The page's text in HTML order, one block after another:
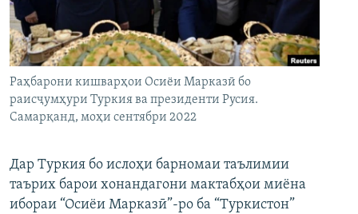
ГУЗОРИШҲОИ РАДИОӢ
Русский
Ҳамаи сомонаҳои RFE/RL
Раҳбарони кишварҳои Осиёи Марказӣ бо
раисҷумҳури Туркия ва президенти Русия.
Самарқанд, моҳи сентябри 2022
Дар Туркия бо ислоҳи барномаи таълимии
таърих барои хонандагони мактабҳои миёна
ибораи “Осиёи Марказӣ”-ро ба “Туркистон”